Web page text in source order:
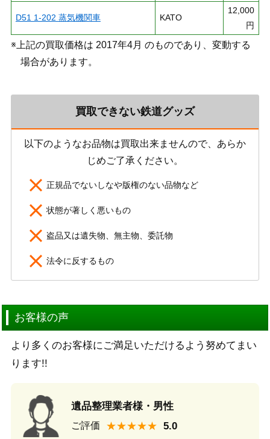
D51 1-202 蒸気機関車 KATO
12,000
円
※上記の買取価格は 2017年4月 のものであり、変動する
場合があります。
買取できない鉄道グッズ
以下のようなお品物は買取出来ませんので、あらか
じめご了承ください。
正規品でないしなや版権のない品物など
状態が著しく悪いもの
盗品又は遺失物、無主物、委託物
法令に反するもの
お客様の声
より多くのお客様にご満足いただけるよう努めてまい
ります!!
遺品整理業者様・男性
ご評価 ★★★★★